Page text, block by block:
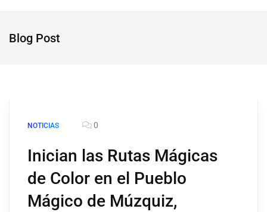
Blog Post
NOTICIAS 0
Inician las Rutas Mágicas
de Color en el Pueblo
Mágico de Múzquiz,